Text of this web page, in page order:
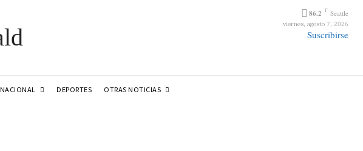
86.2 F Seattle
viernes, agosto 7, 2026
Suscribirse
DEPORTES OTRAS NOTICIAS